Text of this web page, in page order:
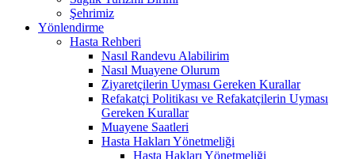
Şehrimiz
Yönlendirme
Hasta Rehberi
Nasıl Randevu Alabilirim
Nasıl Muayene Olurum
Ziyaretçilerin Uyması Gereken Kurallar
Refakatçi Politikası ve Refakatçilerin Uyması
Gereken Kurallar
Muayene Saatleri
Hasta Hakları Yönetmeliği
Hasta Hakları Yönetmeliği